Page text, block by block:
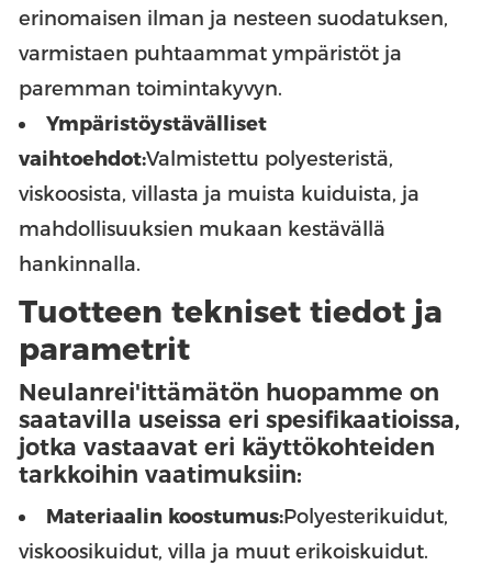
erinomaisen ilman ja nesteen suodatuksen,
varmistaen puhtaammat ympäristöt ja
paremman toimintakyvyn.
Ympäristöystävälliset
vaihtoehdot:Valmistettu polyesteristä,
viskoosista, villasta ja muista kuiduista, ja
mahdollisuuksien mukaan kestävällä
hankinnalla.
Tuotteen tekniset tiedot ja
parametrit
Neulanrei'ittämätön huopamme on
saatavilla useissa eri spesifikaatioissa,
jotka vastaavat eri käyttökohteiden
tarkkoihin vaatimuksiin:
Materiaalin koostumus:Polyesterikuidut,
viskoosikuidut, villa ja muut erikoiskuidut.